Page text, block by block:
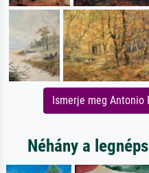
Ismerje meg
Néhány a